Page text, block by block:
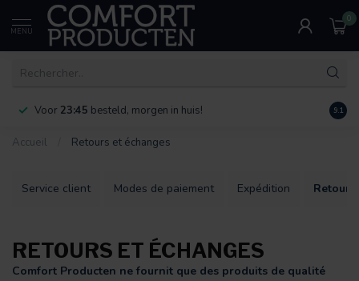
MENU
0
Voor 23:45 besteld, morgen in huis! 9.1
Accueil Retours et échanges
Service client Modes de paiement Expédition
RETOURS ET ÉCHANGES
Comfort Producten ne fournit que des produits de qualité